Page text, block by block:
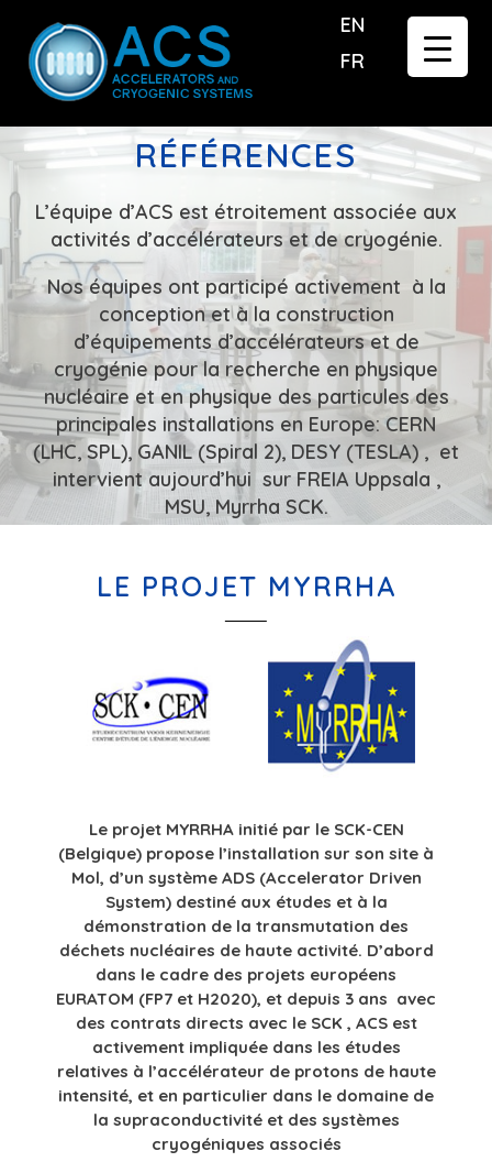
EN
FR
RÉFÉRENCES
L’équipe d’ACS est étroitement associée aux
activités d’accélérateurs et de cryogénie.
Nos équipes ont participé activement à la
conception et à la construction
d’équipements d’accélérateurs et de
cryogénie pour la recherche en physique
nucléaire et en physique des particules des
principales installations en Europe: CERN
(LHC, SPL), GANIL (Spiral 2), DESY (TESLA) , et
intervient aujourd’hui sur FREIA Uppsala ,
MSU, Myrrha SCK.
LE PROJET MYRRHA
Le projet MYRRHA initié par le SCK-CEN
(Belgique) propose l’installation sur son site à
Mol, d’un système ADS (Accelerator Driven
System) destiné aux études et à la
démonstration de la transmutation des
déchets nucléaires de haute activité. D’abord
dans le cadre des projets européens
EURATOM (FP7 et H2020), et depuis 3 ans avec
des contrats directs avec le SCK , ACS est
activement impliquée dans les études
relatives à l’accélérateur de protons de haute
intensité, et en particulier dans le domaine de
la supraconductivité et des systèmes
cryogéniques associés